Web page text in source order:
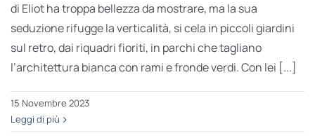
di Eliot ha troppa bellezza da mostrare, ma la sua
seduzione rifugge la verticalità, si cela in piccoli giardini
sul retro, dai riquadri fioriti, in parchi che tagliano
l’architettura bianca con rami e fronde verdi. Con lei [...]
15 Novembre 2023
Leggi di più